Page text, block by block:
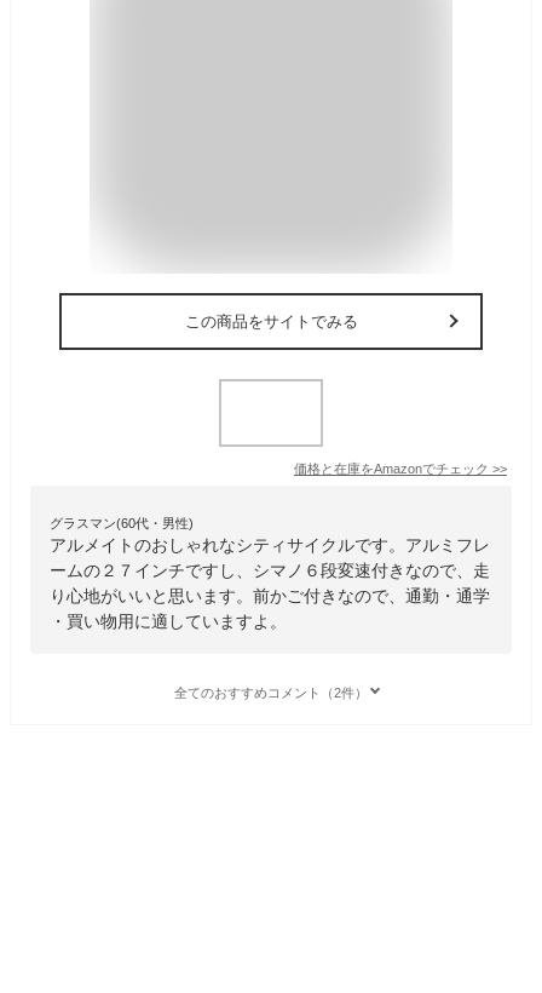
この商品をサイトでみる
価格と在庫をAmazonでチェック >>
グラスマン(60代・男性)
アルメイトのおしゃれなシティサイクルです。アルミフレ
ームの２７インチですし、シマノ６段変速付きなので、走
り心地がいいと思います。前かご付きなので、通勤・通学
・買い物用に適していますよ。
全てのおすすめコメント（2件）